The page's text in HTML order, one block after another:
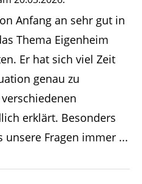
Anfang an sehr gut in
Thema Eigenheim
Er hat sich viel Zeit
genau zu
erklärt. Besonders
Fragen immer ...